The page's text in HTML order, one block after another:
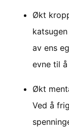
Økt
av ens
evne til
Økt
Ved å